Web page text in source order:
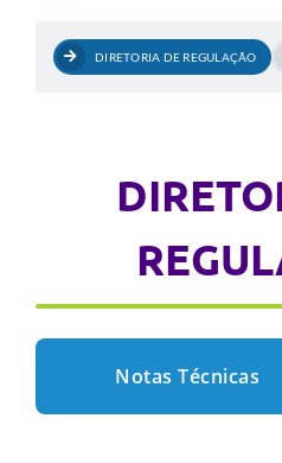
DIRETORIA DE REGULAÇÃO
Notas Técnicas